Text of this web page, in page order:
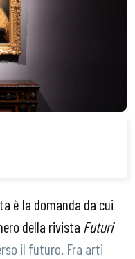
è la domanda da cui
della rivista Futuri
il futuro. Fra arti